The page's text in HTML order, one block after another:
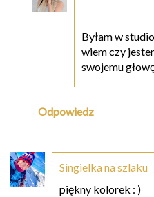
Byłam w
wiem czy
swojemu
Odpowiedz
Singielka na szlaku
piękny kolorek : )